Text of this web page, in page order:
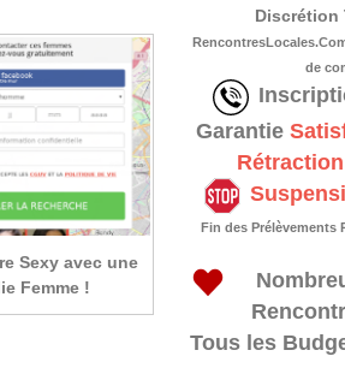
Sexy avec une
Femme !
Discrétion
de
Garantie
Fin des Prélèvements
Tous les